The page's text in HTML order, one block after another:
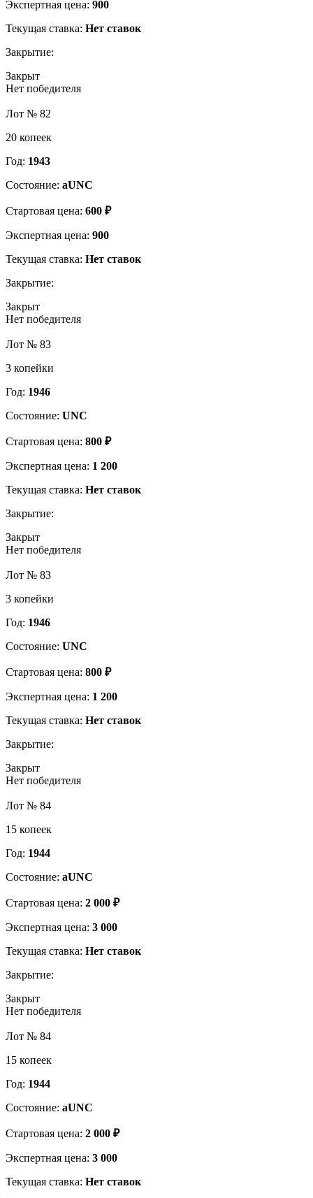
Экспертная цена: 900
Текущая ставка: Нет ставок
Закрытие:
Закрыт
Нет победителя
Лот № 82
20 копеек
Год: 1943
Состояние: aUNC
Стартовая цена: 600 ₽
Экспертная цена: 900
Текущая ставка: Нет ставок
Закрытие:
Закрыт
Нет победителя
Лот № 83
3 копейки
Год: 1946
Состояние: UNC
Стартовая цена: 800 ₽
Экспертная цена: 1 200
Текущая ставка: Нет ставок
Закрытие:
Закрыт
Нет победителя
Лот № 83
3 копейки
Год: 1946
Состояние: UNC
Стартовая цена: 800 ₽
Экспертная цена: 1 200
Текущая ставка: Нет ставок
Закрытие:
Закрыт
Нет победителя
Лот № 84
15 копеек
Год: 1944
Состояние: aUNC
Стартовая цена: 2 000 ₽
Экспертная цена: 3 000
Текущая ставка: Нет ставок
Закрытие:
Закрыт
Нет победителя
Лот № 84
15 копеек
Год: 1944
Состояние: aUNC
Стартовая цена: 2 000 ₽
Экспертная цена: 3 000
Текущая ставка: Нет ставок